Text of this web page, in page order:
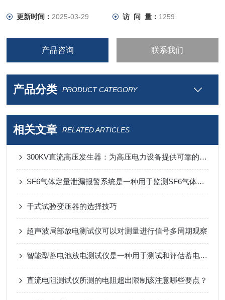
更新时间： 2025-03-29 访 问 量： 1259
产品咨询 联系我们
产品分类 PRODUCT CATEGORY
相关文章 RELATED ARTICLES
300KV直流高压发生器：为高压电力设备提供可靠的测试解决方案
SF6气体定量泄漏报警系统是一种用于监测SF6气体泄漏的设备
干式试验变压器的选择技巧
超声波局部放电测试仪可以对测量进行信号多周期观察
智能型蓄电池放电测试仪是一种用于测试和评估蓄电池性能的专业设备
直流电阻测试仪所测的电阻超出限制该注意哪些要点？